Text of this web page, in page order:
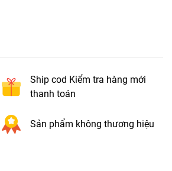
Ship cod Kiểm tra hàng mới
thanh toán
Sản phẩm không thương hiệu